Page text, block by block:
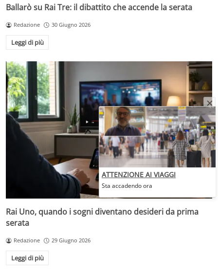
Ballarò su Rai Tre: il dibattito che accende la serata
Redazione 30 Giugno 2026
Leggi di più
Rai Uno, quando i sogni diventano desideri da prima
serata
Redazione 29 Giugno 2026
Leggi di più
ATTENZIONE AI VIAGGI
Sta accadendo ora